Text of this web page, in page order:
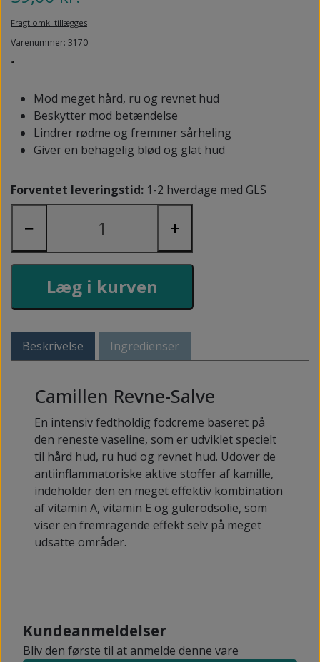
PSORIASIS PÅ FØDDERNE
URO I BENENE/RESTLESS LEGS
VABLER
REFLEXWEAR
REVAMIL
SKINCAIR
Fragt omk. tillægges
Varenummer: 3170
Mod meget hård, ru og revnet hud
Beskytter mod betændelse
Lindrer rødme og fremmer sårheling
Giver en behagelig blød og glat hud
Forventet leveringstid: 1-2 hverdage med GLS
− +
Læg i kurven
Beskrivelse Ingredienser
Camillen Revne-Salve
En intensiv fedtholdig fodcreme baseret på
den reneste vaseline, som er udviklet specielt
til hård hud, ru hud og revnet hud. Udover de
antiinflammatoriske aktive stoffer af kamille,
indeholder den en meget effektiv kombination
af vitamin A, vitamin E og gulerodsolie, som
viser en fremragende effekt selv på meget
udsatte områder.
Kundeanmeldelser
Bliv den første til at anmelde denne vare